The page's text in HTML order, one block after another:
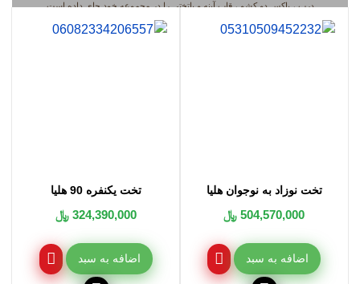
درب ، باکس دو کشو ، قاب آینه و پاتختی را در مجموعه خود جای داده است
خرید تخت نوزاد به نوجوان هلیا، خرید تخت 90 هلیا، خرید تخت نوجوان هلیا، خرید دراور
تخت نوزاد به نوجوان هلیا
504,570,000 ﷼
اضافه به سبد
تخت یکنفره 90 هلیا
324,390,000 ﷼
اضافه به سبد